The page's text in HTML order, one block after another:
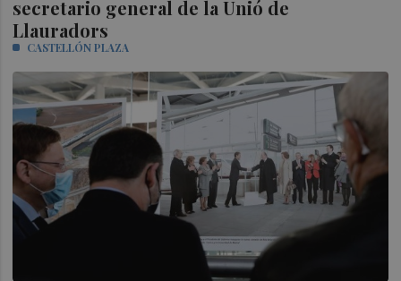
secretario general de la Unió de
Llauradors
CASTELLÓN PLAZA